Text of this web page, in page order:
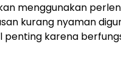
menggunakan
kurang nyaman
karena